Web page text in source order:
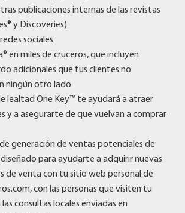
publicaciones internas de las revistas
y Discoveries)
sociales
en miles de cruceros, que incluyen
adicionales que tus clientes no
ningún otro lado
lealtad One Key™ te ayudará a atraer
y a asegurarte de que vuelvan a comprar
generación de ventas potenciales de
para ayudarte a adquirir nuevas
de venta con tu sitio web personal de
con las personas que visiten tu
las consultas locales enviadas en